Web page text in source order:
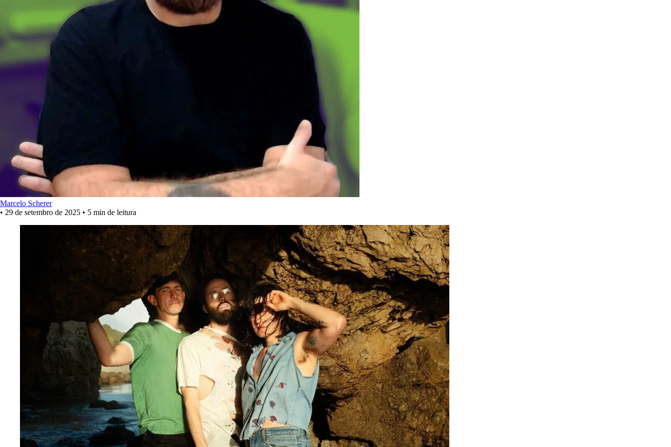
Marcelo Scherer
• 29 de setembro de 2025 • 5 min de leitura